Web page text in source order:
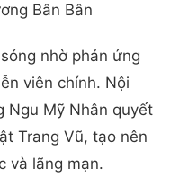
Bân Bân
nhờ phản ứng
viên chính. Nội
Ngu Mỹ Nhân quyết
Trang Vũ, tạo nên
và lãng mạn.